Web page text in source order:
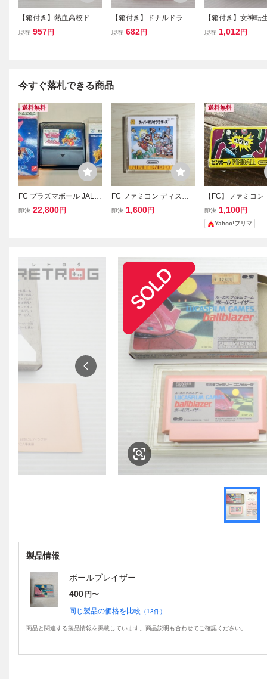
【箱付き】熱血高校ドッ
ジボール部 ファミコン F
現在 957円
【箱付き】ドナルドラン
ド ファミコン FC
現在 682円
【箱付き】女神転
ミコン FC
現在 1,012円
今すぐ落札できる商品
送料無料
FC プラズマボール JALE
CO 箱説付 ファミコン
即決 22,800円
FC ファミコン ディスク
システム ディスクカード
即決 1,600円
送料無料
【FC】ファミコン
ール 【箱付き/説明
き/起動確認済み】
ト ソフト 昭和レト
即決 1,100円
Yahoo!フリマ
製品情報
ボールブレイザー
400 円〜
同じ製品の価格を比較 （13件）
商品と関連する製品情報を掲載しています。商品説明も合わせてご確認ください。